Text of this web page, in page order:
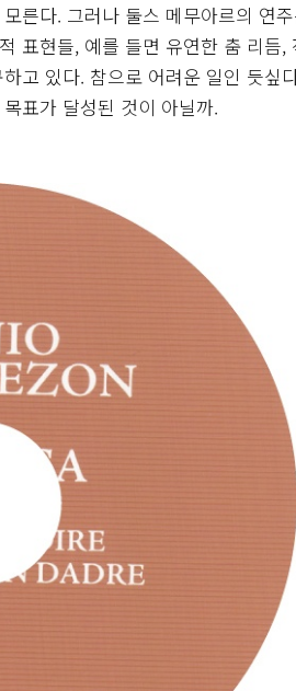
른다. 그러나 둘스 메무아르의 연
표현들, 예를 들면 유연한 춤 리듬
고 있다. 참으로 어려운 일인 듯싶
표가 달성된 것이 아닐까.